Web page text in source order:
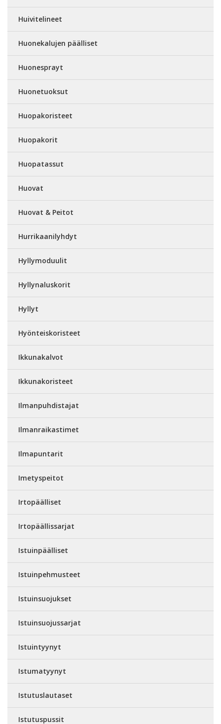
Huivitelineet
Huonekalujen päälliset
Huonesprayt
Huonetuoksut
Huopakoristeet
Huopakorit
Huopatassut
Huovat
Huovat & Peitot
Hurrikaanilyhdyt
Hyllymoduulit
Hyllynaluskorit
Hyllyt
Hyönteiskoristeet
Ikkunakalvot
Ikkunakoristeet
Ilmanpuhdistajat
Ilmanraikastimet
Ilmapuntarit
Imetyspeitot
Irtopäälliset
Irtopäällissarjat
Istuinpäälliset
Istuinpehmusteet
Istuinsuojukset
Istuinsuojussarjat
Istuintyynyt
Istumatyynyt
Istutuslautaset
Istutuspussit